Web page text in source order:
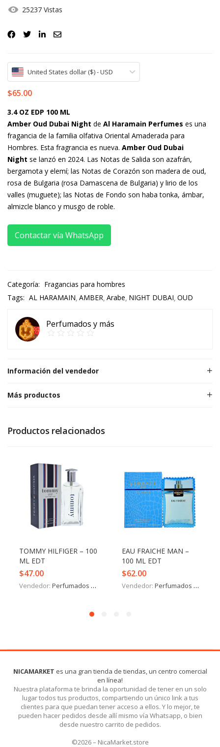
25237 Vistas
United States dollar ($) - USD
$65.00
3.4 OZ EDP 100 ML
Amber Oud Dubai Night de Al Haramain Perfumes es una
fragancia de la familia olfativa Oriental Amaderada para
Hombres. Esta fragrancia es nueva. Amber Oud Dubai
Night se lanzó en 2024. Las Notas de Salida son azafrán,
bergamota y elemí; las Notas de Corazón son madera de oud,
rosa de Bulgaria (rosa Damascena de Bulgaria) y lirio de los
valles (muguete); las Notas de Fondo son haba tonka, ámbar,
almizcle blanco y musgo de roble.
Contactar vía WhatsApp
Categoría: Fragancias para hombres
Tags: AL HARAMAIN AMBER Arabe NIGHT DUBAI OUD
Perfumados y más
Información del vendedor
Más productos
Productos relacionados
TOMMY HILFIGER – 100
ML EDT
$47.00
Vendedor: Perfumados y más
EAU FRAICHE MAN –
100 ML EDT
$62.00
Vendedor: Perfumados y más
NICAMARKET es una gran tienda de tiendas, un centro comercial
en línea!
Nuestra plataforma te brinda la oportunidad de tener en un solo
lugar todos tus productos, compartiendo un único link a tus
clientes para que puedan tener acceso a ellos. Y lo mejor, te
pueden hacer pedidos desde allí mismo vía Whatsapp, o bien
desde nuestro carrito de pedidos.
©2026 – NicaMarket.store